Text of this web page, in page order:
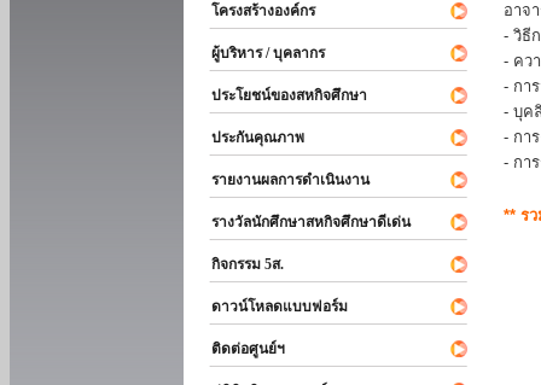
โครงสร้างองค์กร
ผู้บริหาร / บุคลากร
ประโยชน์ของสหกิจศึกษา
ประกันคุณภาพ
รายงานผลการดำเนินงาน
รางวัลนักศึกษาสหกิจศึกษาดีเด่น
กิจกรรม 5ส.
ดาวน์โหลดแบบฟอร์ม
ติดต่อศูนย์ฯ
อาจ
- วิธี
- คว
- กา
- บุค
- กา
- กา
** ร